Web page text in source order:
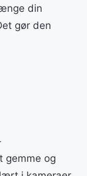
din
gør den
gemme og